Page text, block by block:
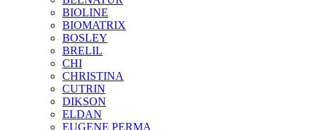
BIOLINE
BIOMATRIX
BOSLEY
BRELIL
CHI
CHRISTINA
CUTRIN
DIKSON
ELDAN
EUGENE PERMA